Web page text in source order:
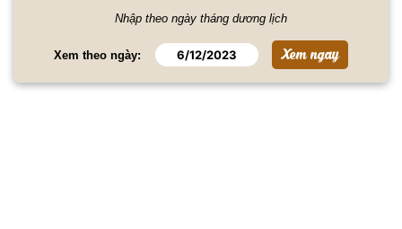
Nhập theo ngày tháng dương lịch
Xem theo ngày: